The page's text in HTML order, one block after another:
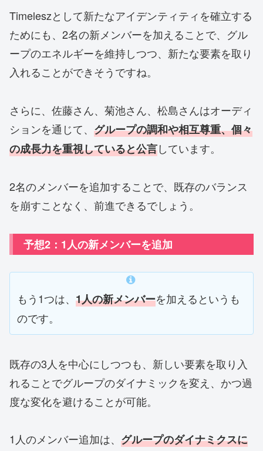
Timeleszとして新たなアイデンティティを確立する
ためにも、2名の新メンバーを加えることで、グル
ープのエネルギーを維持しつつ、新たな要素を取り
入れることができそうですね。
さらに、佐藤さん、菊池さん、松島さんはオーディ
ションを通じて、 グループの調和や相互尊重、個々
の成長力を重視していると公言しています。
2名のメンバーを追加することで、既存のバランス
を崩すことなく、前進できるでしょう。
予想2：1人の新メンバーを追加
もう1つは、 1人の新メンバーを加えるというも
のです。
既存の3人を中心にしつつも、新しい要素を取り入
れることでグループのダイナミックを変え、かつ過
度な変化を避けることが可能。
1人のメンバー追加は、 グループのダイナミクスに